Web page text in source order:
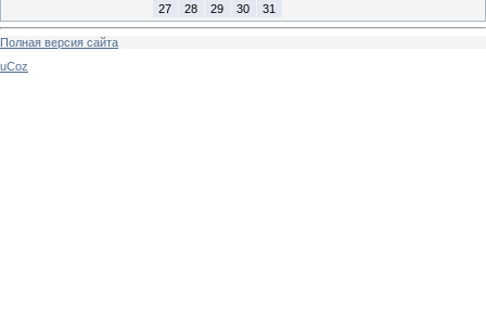
27
28 29 30 31
Полная версия сайта
uCoz